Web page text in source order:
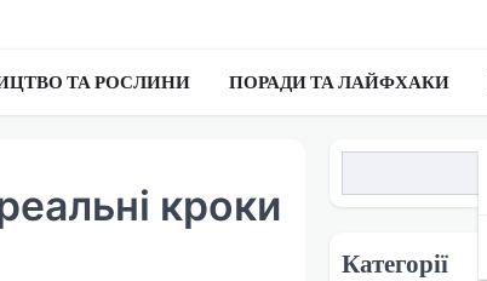
ТА РОСЛИНИ ПОРАДИ ТА ЛАЙФХАКИ
кроки
Категорії